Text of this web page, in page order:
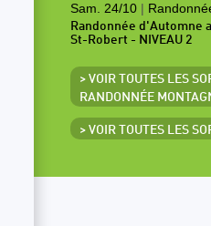
Sam. 24/10 |
Randonnée d'Automne
St-Robert - NIVEAU 2
> VOIR TOUTES LES
RANDONNÉE
> VOIR TOUTES LES